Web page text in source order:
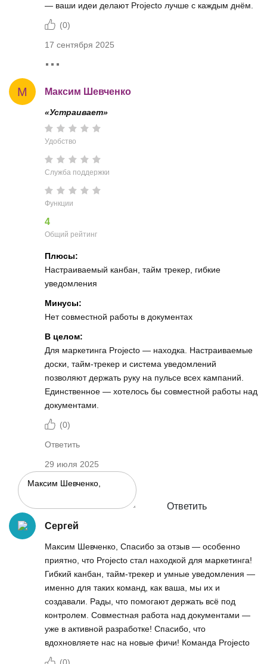
— ваши идеи делают Projecto лучше с каждым днём.
(0)
17 сентября 2025
М Максим Шевченко
«Устраивает»
Удобство
Служба поддержки
Функции
4
Общий рейтинг
Плюсы:
Настраиваемый канбан, тайм трекер, гибкие
уведомления
Минусы:
Нет совместной работы в документах
В целом:
Для маркетинга Projecto — находка. Настраиваемые
доски, тайм-трекер и система уведомлений
позволяют держать руку на пульсе всех кампаний.
Единственное — хотелось бы совместной работы над
документами.
(0)
Ответить
29 июля 2025
Ответить
Сергей
Максим Шевченко, Спасибо за отзыв — особенно
приятно, что Projecto стал находкой для маркетинга!
Гибкий канбан, тайм-трекер и умные уведомления —
именно для таких команд, как ваша, мы их и
создавали. Рады, что помогают держать всё под
контролем. Совместная работа над документами —
уже в активной разработке! Спасибо, что
вдохновляете нас на новые фичи! Команда Projecto